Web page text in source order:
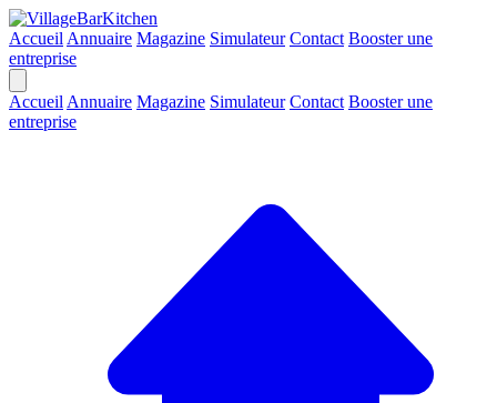
Accueil Annuaire Magazine Simulateur Contact Booster une
entreprise
Accueil Annuaire Magazine Simulateur Contact Booster une
entreprise